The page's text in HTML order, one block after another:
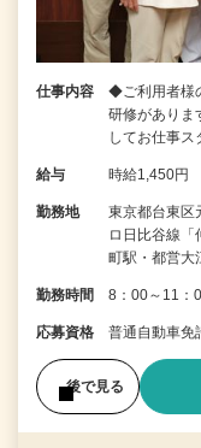
仕事内容
◆ご利用者様
研修がありま
してお仕事
給与 時給1,450円
勤務地
東京都台東区
ロ日比谷線
町駅・都営大
勤務時間 8：00～11：
応募資格 普通自動車免
後で見る